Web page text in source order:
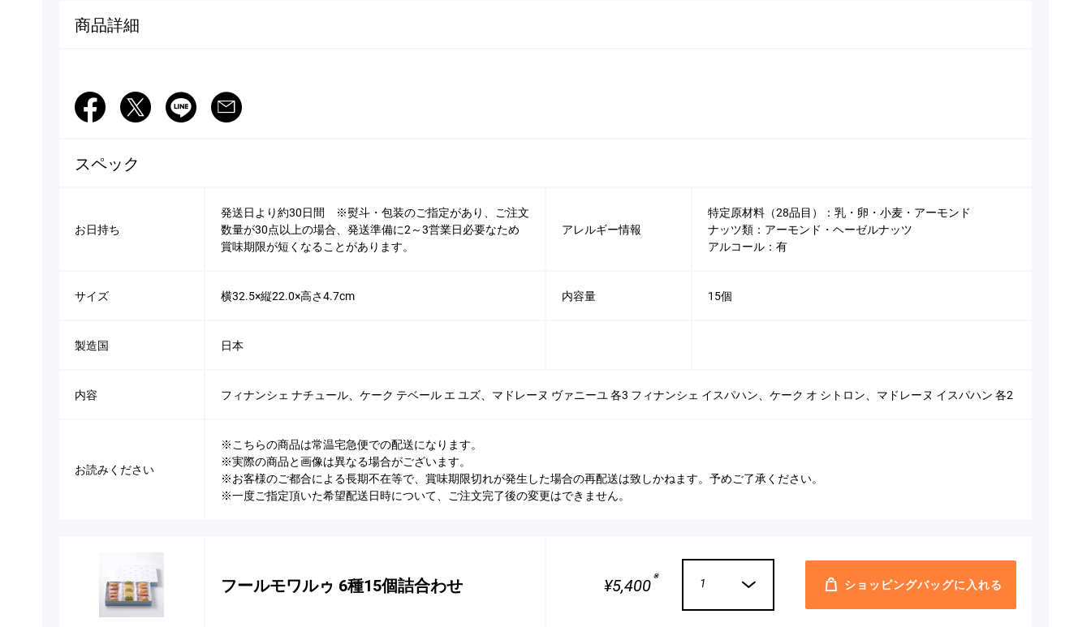
商品詳細
スペック
お日持ち
発送日より約30日間 ※熨斗・包装のご指定があり、ご注文
数量が30点以上の場合、発送準備に2～3営業日必要なため
賞味期限が短くなることがあります。
アレルギー情報
特定原材料（28品目）：乳・卵・小麦・アーモンド
ナッツ類：アーモンド・ヘーゼルナッツ
アルコール：有
サイズ 横32.5×縦22.0×高さ4.7cm 内容量 15個
製造国 日本
内容 フィナンシェ ナチュール、ケーク テベール エ ユズ、マドレーヌ ヴァニーユ 各3 フィナンシェ イスパハン、ケーク オ シトロン、マドレーヌ イスパハン 各2
お読みください
※こちらの商品は常温宅急便での配送になります。
※実際の商品と画像は異なる場合がございます。
※お客様のご都合による長期不在等で、賞味期限切れが発生した場合の再配送は致しかねます。予めご了承ください。
※一度ご指定頂いた希望配送日時について、ご注文完了後の変更はできません。
フールモワルゥ 6種15個詰合わせ ¥5,400※ 1 ショッピングバッグに入れる